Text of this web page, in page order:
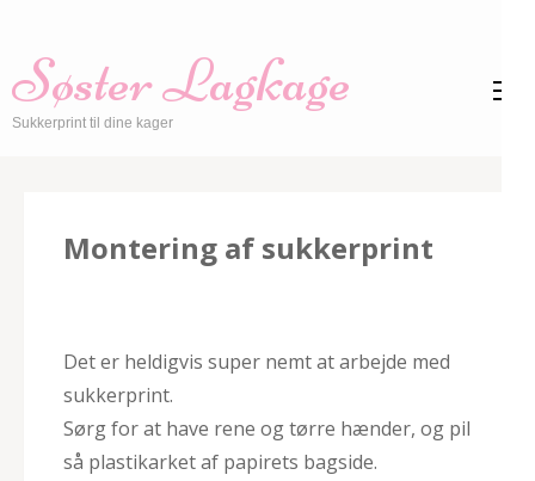
content
(Press
Søster Lagkage
Sukkerprint til dine kager
Montering af sukkerprint
Det er heldigvis super nemt at arbejde med
sukkerprint.
Sørg for at have rene og tørre hænder, og pil
så plastikarket af papirets bagside.